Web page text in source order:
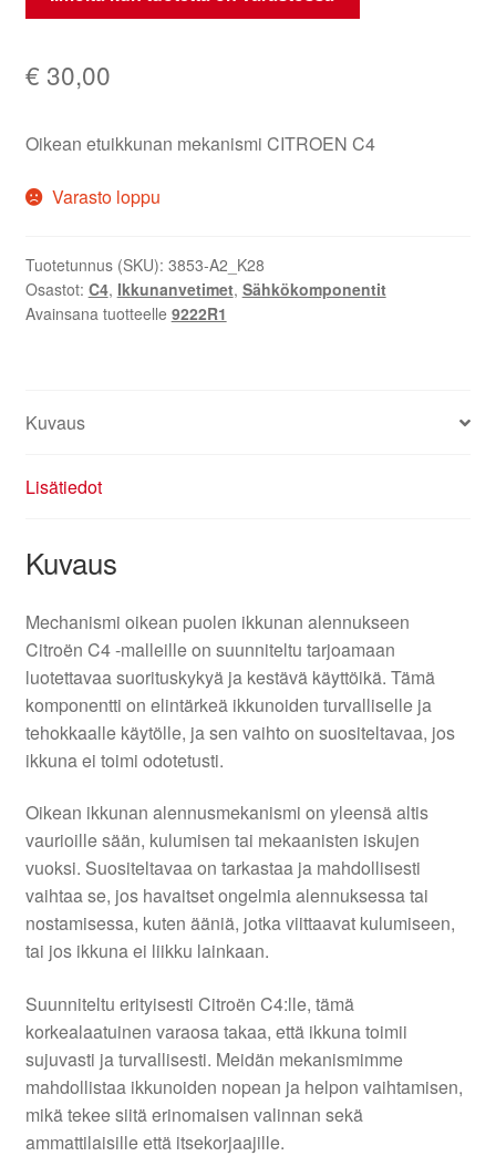
€ 30,00
Oikean etuikkunan mekanismi CITROEN C4
Varasto loppu
Tuotetunnus (SKU): 3853-A2_K28
Osastot: C4, Ikkunanvetimet, Sähkökomponentit
Avainsana tuotteelle 9222R1
Kuvaus
Lisätiedot
Kuvaus
Mechanismi oikean puolen ikkunan alennukseen
Citroën C4 -malleille on suunniteltu tarjoamaan
luotettavaa suorituskykyä ja kestävä käyttöikä. Tämä
komponentti on elintärkeä ikkunoiden turvalliselle ja
tehokkaalle käytölle, ja sen vaihto on suositeltavaa, jos
ikkuna ei toimi odotetusti.
Oikean ikkunan alennusmekanismi on yleensä altis
vaurioille sään, kulumisen tai mekaanisten iskujen
vuoksi. Suositeltavaa on tarkastaa ja mahdollisesti
vaihtaa se, jos havaitset ongelmia alennuksessa tai
nostamisessa, kuten ääniä, jotka viittaavat kulumiseen,
tai jos ikkuna ei liikku lainkaan.
Suunniteltu erityisesti Citroën C4:lle, tämä
korkealaatuinen varaosa takaa, että ikkuna toimii
sujuvasti ja turvallisesti. Meidän mekanismimme
mahdollistaa ikkunoiden nopean ja helpon vaihtamisen,
mikä tekee siitä erinomaisen valinnan sekä
ammattilaisille että itsekorjaajille.